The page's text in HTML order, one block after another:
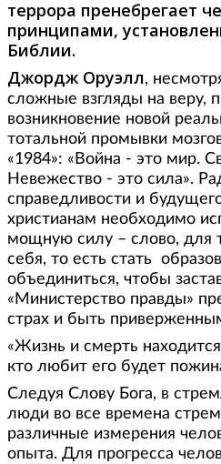
террора пренебрегает
принципами,
Библии.
Джордж Оруэлл,
сложные взгляды на веру,
возникновение новой
тотальной промывки
«1984»: «Война - это мир.
Невежество - это сила».
справедливости и
христианам необходимо
мощную силу – слово, для
себя, то есть стать
объединиться, чтобы
«Министерство правды»
страх и быть
«Жизнь и смерть
кто любит его будет
Следуя Слову Бога, в
люди во все времена
различные измерения
опыта. Для прогресса